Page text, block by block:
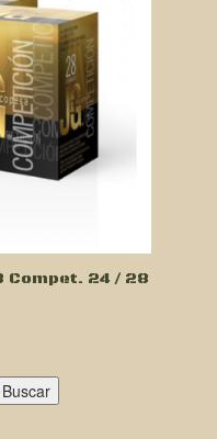
Compet. 24 / 28
Buscar